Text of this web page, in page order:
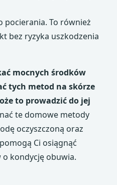
pocierania. To również
bez ryzyka uszkodzenia
mocnych środków
tych metod na skórze
to prowadzić do jej
te domowe metody
oczyszczoną oraz
Ci osiągnąć
kondycję obuwia.